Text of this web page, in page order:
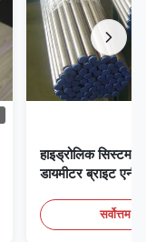
हाइड्रोलिक सिस्टम
डायमीटर ब्राइट
सर्वोत्तम